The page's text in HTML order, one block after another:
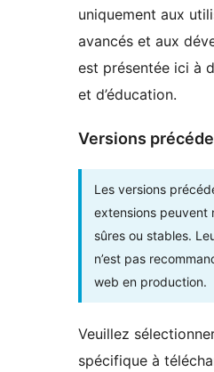
uniquement aux
avancés et aux
est présentée ici à
et d’éducation.
Versions
Les versions
extensions peuvent
sûres ou stables.
n’est pas
web en production.
Veuillez
spécifique à